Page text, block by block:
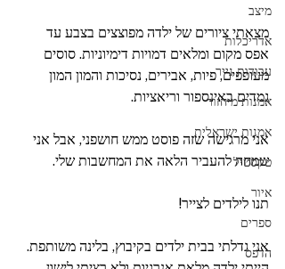
מיצב
אדריכלות
עבודות נייר
אמנות מיחזור
אמנות ישראלית
טקסטיל
איור
ספרים
הדפס
מצאתי ציורים של ילדה מפוצצים בצבע עד
אפס מקום ומלאים דמויות דימיוניות. סוסים
מעופפים, פיות, אבירים, נסיכות והמון המון
גמדים באינספור וריאציות.
אני מרגישה שזה פוסט ממש חושפני, אבל אני
שמחה להעביר הלאה את המחשבות שלי.
תנו לילדים לצייר!
אני גדלתי בבית ילדים בקיבוץ, בלינה משותפת.